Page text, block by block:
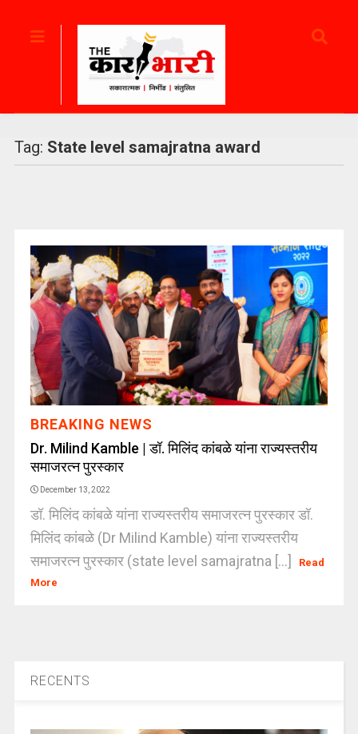
Tag: State level samajratna award
BREAKING NEWS
Dr. Milind Kamble | डॉ. मिलिंद कांबळे यांना राज्यस्तरीय
समाजरत्न पुरस्कार
December 13, 2022
डॉ. मिलिंद कांबळे यांना राज्यस्तरीय समाजरत्न पुरस्कार डॉ.
मिलिंद कांबळे (Dr Milind Kamble) यांना राज्यस्तरीय
समाजरत्न पुरस्कार (state level samajratna [...]
Read
More
RECENTS